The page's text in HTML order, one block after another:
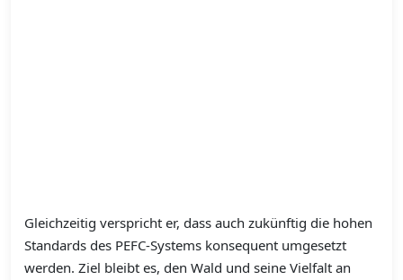
Gleichzeitig verspricht er, dass auch zukünftig die hohen
Standards des PEFC-Systems konsequent umgesetzt
werden. Ziel bleibt es, den Wald und seine Vielfalt an